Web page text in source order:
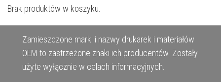
Brak produktów w koszyku.
Zamieszczone marki i nazwy drukarek i materiałów
OEM to zastrzeżone znaki ich producentów. Zostały
użyte wyłącznie w celach informacyjnych.